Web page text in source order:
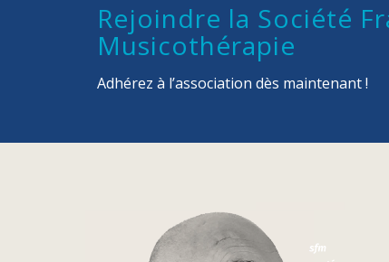
Rejoindre la Société
Musicothérapie
Adhérez à l’association dès maintenant !